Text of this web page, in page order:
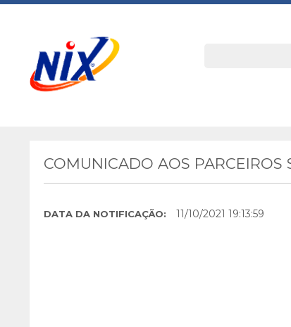
COMUNICADO AOS
DATA DA NOTIFICAÇÃO: 11/10/2021 19:13:59